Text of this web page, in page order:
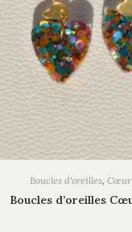
Boucles d'oreilles, Cœur
Boucles d’oreilles